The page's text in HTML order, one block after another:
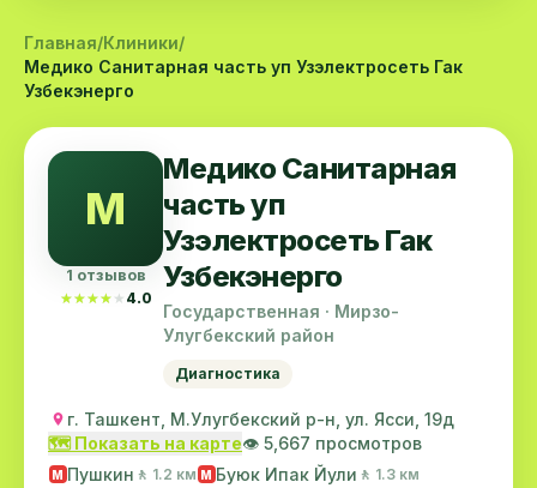
Главная/Клиники/
Медико Санитарная часть уп Узэлектросеть Гак
Узбекэнерго
М
1 отзывов
★★★★★
★★★★★ 4.0
Медико Санитарная
часть уп
Узэлектросеть Гак
Узбекэнерго
Государственная · Мирзо-
Улугбекский район
Диагностика
г. Ташкент, М.Улугбекский р-н, ул. Ясси, 19д
🗺️ Показать на карте👁️ 5,667 просмотров
M Пушкин 🚶 1.2 км M Буюк Ипак Йули 🚶 1.3 км